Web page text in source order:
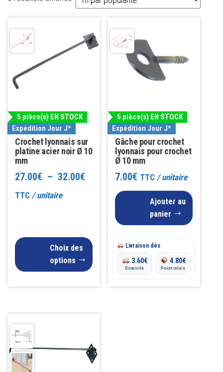
par
5 pièce(s) EN STOCK
Expédition Jour J*
Crochet lyonnais sur
platine acier noir Ø 10
mm
27.00€ – 32.00€
32.00€
TTC / unitaire
Choix des
options
produit
a
plusieurs
variations.
peuvent
être
choisies
sur
page
5 pièce(s) EN STOCK
Expédition Jour J*
Gâche pour crochet
lyonnais pour crochet
Ø 10 mm
7.00€ TTC/ unitaire
Ajouter au
panier
Livraison dès
3.60€
Domicile
4.80€
Point relais
produit
a
plusieurs